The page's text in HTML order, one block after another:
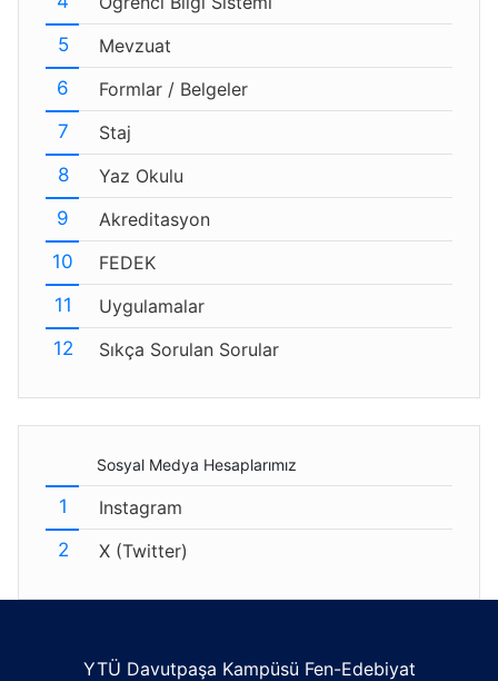
Mevzuat
Formlar / Belgeler
Staj
Yaz Okulu
Akreditasyon
FEDEK
Uygulamalar
Sıkça Sorulan Sorular
Sosyal Medya Hesaplarımız
Instagram
X (Twitter)
YTÜ Davutpaşa Kampüsü Fen-Edebiyat